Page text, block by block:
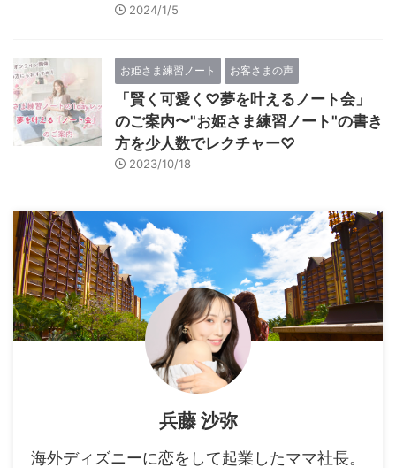
2024/1/5
お姫さま練習ノート お客さまの声
「賢く可愛く♡夢を叶えるノート会」
のご案内〜"お姫さま練習ノート"の書き
方を少人数でレクチャー♡
2023/10/18
兵藤 沙弥
海外ディズニーに恋をして起業したママ社長。